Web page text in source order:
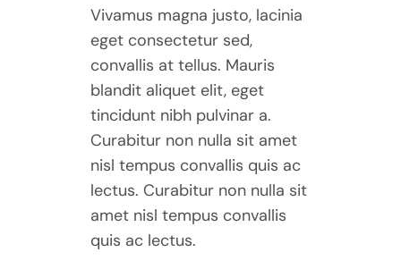
Vivamus magna justo, lacinia
eget consectetur sed,
convallis at tellus. Mauris
blandit aliquet elit, eget
tincidunt nibh pulvinar a.
Curabitur non nulla sit amet
nisl tempus convallis quis ac
lectus. Curabitur non nulla sit
amet nisl tempus convallis
quis ac lectus.